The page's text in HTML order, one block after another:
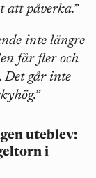
att påverka.”
inte längre
får fler och
Det går inte
uteblev:
i